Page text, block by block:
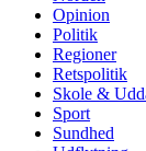
Opinion
Politik
Regioner
Retspolitik
Skole &
Sport
Sundhed